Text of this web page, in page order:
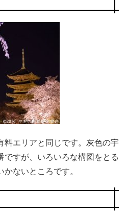
料エリアと同じです。灰色の宇
ですが、いろいろな構図をとる
ないところです。